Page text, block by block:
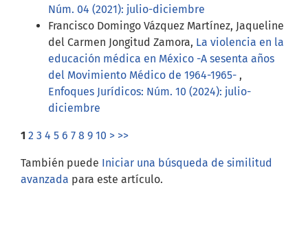
Núm. 04 (2021): julio-diciembre
Francisco Domingo Vázquez Martínez, Jaqueline
del Carmen Jongitud Zamora, La violencia en la
educación médica en México -A sesenta años
del Movimiento Médico de 1964-1965- ,
Enfoques Jurídicos: Núm. 10 (2024): julio-
diciembre
1 2 3 4 5 6 7 8 9 10 > >>
También puede Iniciar una búsqueda de similitud
avanzada para este artículo.